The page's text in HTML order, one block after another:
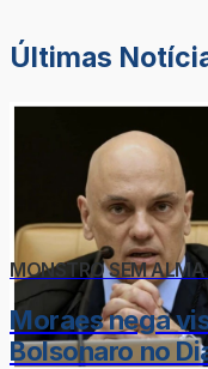
Últimas
MONSTRO SEM
Moraes nega
Bolsonaro no